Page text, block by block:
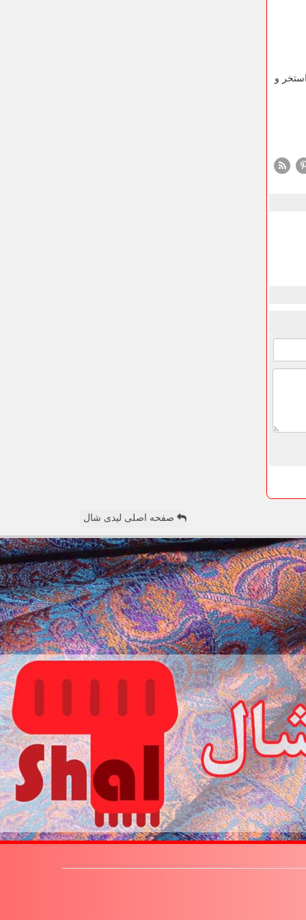
و
صفحه اصلی لیدی شال